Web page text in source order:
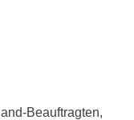
Beauftragten,